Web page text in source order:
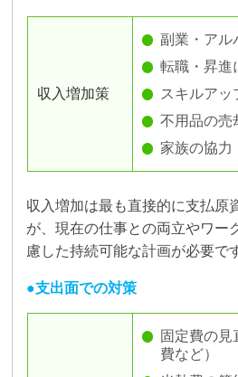
収入増加策
副業・アル
転職・昇進
スキルアッ
不用品の売
家族の協力
収入増加は最も直接的に支払原
が、現在の仕事との両立やワー
慮した持続可能な計画が必要で
支出面での対策
固定費の見
費など）